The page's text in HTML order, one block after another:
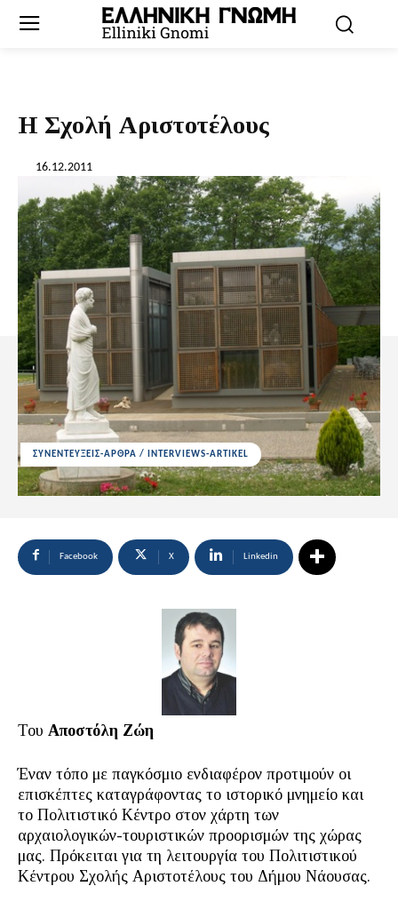
Η Σχολή Αριστοτέλους
16.12.2011
ΣΥΝΕΝΤΕΥΞΕΙΣ-ΑΡΘΡΑ / INTERVIEWS-ARTIKEL
Facebook X Linkedin
Του Αποστόλη Ζώη
Έναν τόπο με παγκόσμιο ενδιαφέρον προτιμούν οι
επισκέπτες καταγράφοντας το ιστορικό μνημείο και
το Πολιτιστικό Κέντρο στον χάρτη των
αρχαιολογικών-τουριστικών προορισμών της χώρας
μας. Πρόκειται για τη λειτουργία του Πολιτιστικού
Κέντρου Σχολής Αριστοτέλους του Δήμου Νάουσας.